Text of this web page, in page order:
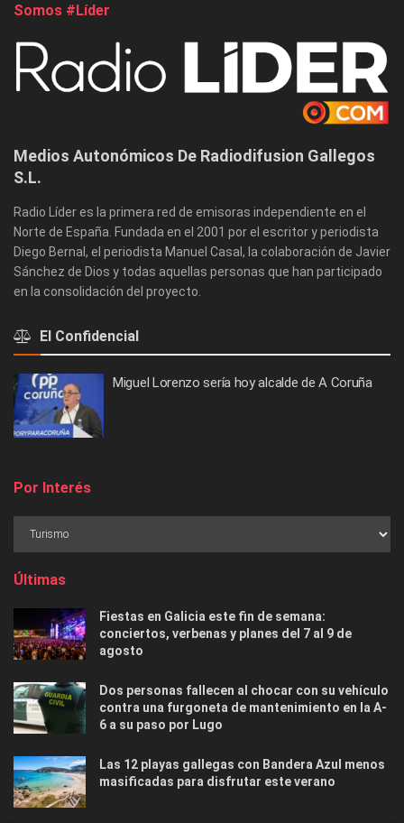
Somos #Líder
Medios Autonómicos De Radiodifusion Gallegos
S.L.
Radio Líder es la primera red de emisoras independiente en el
Norte de España. Fundada en el 2001 por el escritor y periodista
Diego Bernal, el periodista Manuel Casal, la colaboración de Javier
Sánchez de Dios y todas aquellas personas que han participado
en la consolidación del proyecto.
El Confidencial
Miguel Lorenzo sería hoy alcalde de A Coruña
Por Interés
Últimas
Fiestas en Galicia este fin de semana:
conciertos, verbenas y planes del 7 al 9 de
agosto
Dos personas fallecen al chocar con su vehículo
contra una furgoneta de mantenimiento en la A-
6 a su paso por Lugo
Las 12 playas gallegas con Bandera Azul menos
masificadas para disfrutar este verano